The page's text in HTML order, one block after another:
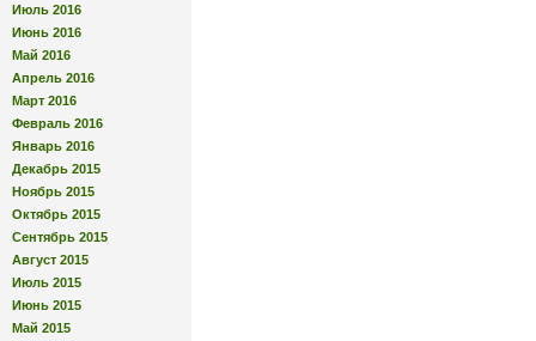
Июль 2016
Июнь 2016
Май 2016
Апрель 2016
Март 2016
Февраль 2016
Январь 2016
Декабрь 2015
Ноябрь 2015
Октябрь 2015
Сентябрь 2015
Август 2015
Июль 2015
Июнь 2015
Май 2015